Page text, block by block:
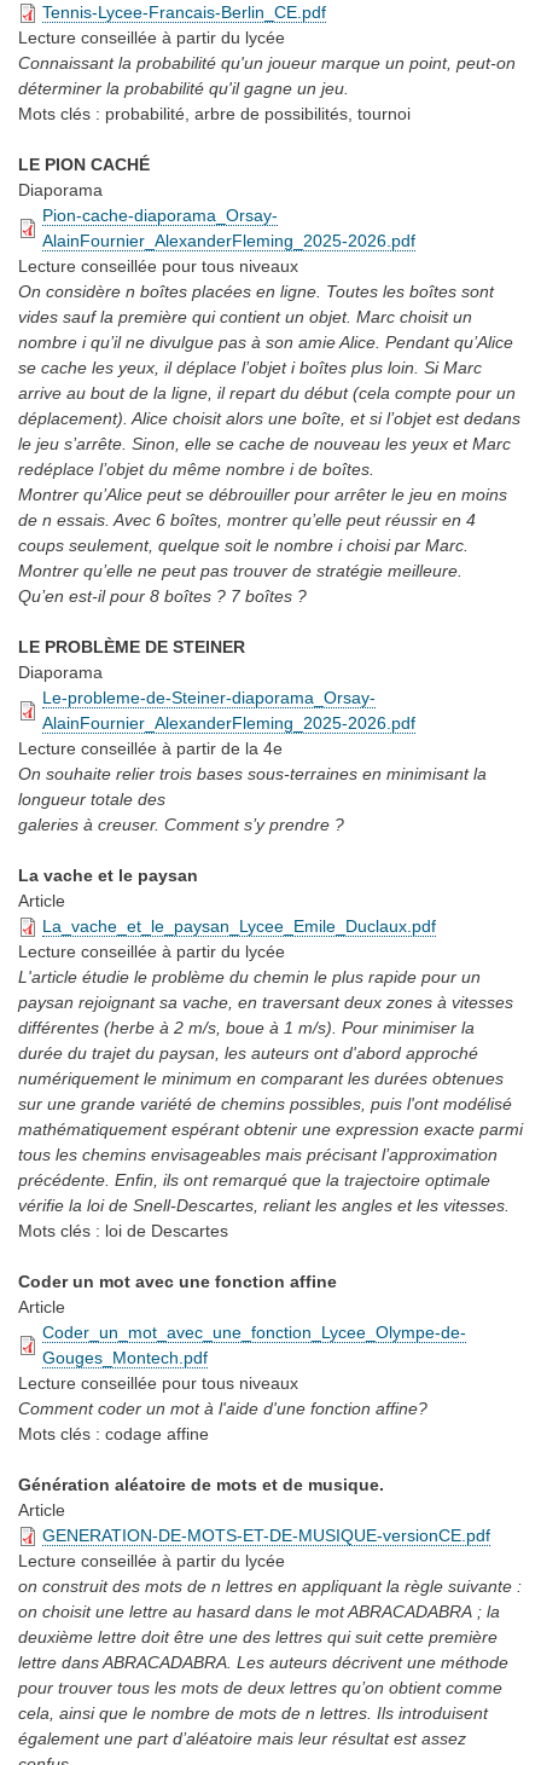
Tennis-Lycee-Francais-Berlin_CE.pdf
Lecture conseillée à partir du lycée
Connaissant la probabilité qu'un joueur marque un point, peut-on
déterminer la probabilité qu'il gagne un jeu.
Mots clés : probabilité, arbre de possibilités, tournoi
LE PION CACHÉ
Diaporama
Pion-cache-diaporama_Orsay-
AlainFournier_AlexanderFleming_2025-2026.pdf
Lecture conseillée pour tous niveaux
On considère n boîtes placées en ligne. Toutes les boîtes sont
vides sauf la première qui contient un objet. Marc choisit un
nombre i qu’il ne divulgue pas à son amie Alice. Pendant qu’Alice
se cache les yeux, il déplace l’objet i boîtes plus loin. Si Marc
arrive au bout de la ligne, il repart du début (cela compte pour un
déplacement). Alice choisit alors une boîte, et si l’objet est dedans
le jeu s’arrête. Sinon, elle se cache de nouveau les yeux et Marc
redéplace l’objet du même nombre i de boîtes.
Montrer qu’Alice peut se débrouiller pour arrêter le jeu en moins
de n essais. Avec 6 boîtes, montrer qu’elle peut réussir en 4
coups seulement, quelque soit le nombre i choisi par Marc.
Montrer qu’elle ne peut pas trouver de stratégie meilleure.
Qu’en est-il pour 8 boîtes ? 7 boîtes ?
LE PROBLÈME DE STEINER
Diaporama
Le-probleme-de-Steiner-diaporama_Orsay-
AlainFournier_AlexanderFleming_2025-2026.pdf
Lecture conseillée à partir de la 4e
On souhaite relier trois bases sous-terraines en minimisant la
longueur totale des
galeries à creuser. Comment s’y prendre ?
La vache et le paysan
Article
La_vache_et_le_paysan_Lycee_Emile_Duclaux.pdf
Lecture conseillée à partir du lycée
L'article étudie le problème du chemin le plus rapide pour un
paysan rejoignant sa vache, en traversant deux zones à vitesses
différentes (herbe à 2 m/s, boue à 1 m/s). Pour minimiser la
durée du trajet du paysan, les auteurs ont d'abord approché
numériquement le minimum en comparant les durées obtenues
sur une grande variété de chemins possibles, puis l'ont modélisé
mathématiquement espérant obtenir une expression exacte parmi
tous les chemins envisageables mais précisant l’approximation
précédente. Enfin, ils ont remarqué que la trajectoire optimale
vérifie la loi de Snell-Descartes, reliant les angles et les vitesses.
Mots clés : loi de Descartes
Coder un mot avec une fonction affine
Article
Coder_un_mot_avec_une_fonction_Lycee_Olympe-de-
Gouges_Montech.pdf
Lecture conseillée pour tous niveaux
Comment coder un mot à l'aide d'une fonction affine?
Mots clés : codage affine
Génération aléatoire de mots et de musique.
Article
GENERATION-DE-MOTS-ET-DE-MUSIQUE-versionCE.pdf
Lecture conseillée à partir du lycée
on construit des mots de n lettres en appliquant la règle suivante :
on choisit une lettre au hasard dans le mot ABRACADABRA ; la
deuxième lettre doit être une des lettres qui suit cette première
lettre dans ABRACADABRA. Les auteurs décrivent une méthode
pour trouver tous les mots de deux lettres qu’on obtient comme
cela, ainsi que le nombre de mots de n lettres. Ils introduisent
également une part d’aléatoire mais leur résultat est assez